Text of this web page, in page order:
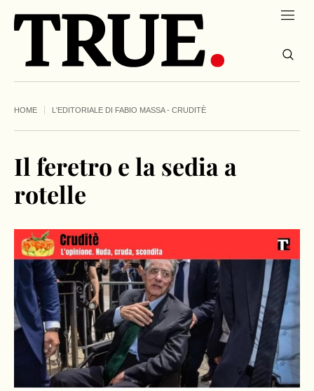
HOME L'EDITORIALE DI FABIO MASSA - CRUDITÈ
Il feretro e la sedia a
rotelle